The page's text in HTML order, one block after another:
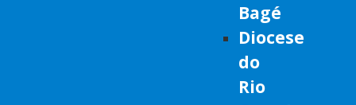
Bagé
Diocese
do
Rio